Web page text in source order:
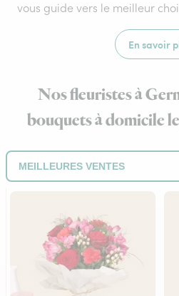
vous guide vers le meilleur
En savoir
Nos fleuristes à
bouquets à domicile